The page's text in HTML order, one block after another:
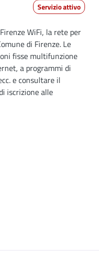
Servizio attivo
WiFi, la rete per
di Firenze. Le
fisse multifunzione
a programmi di
e consultare il
iscrizione alle